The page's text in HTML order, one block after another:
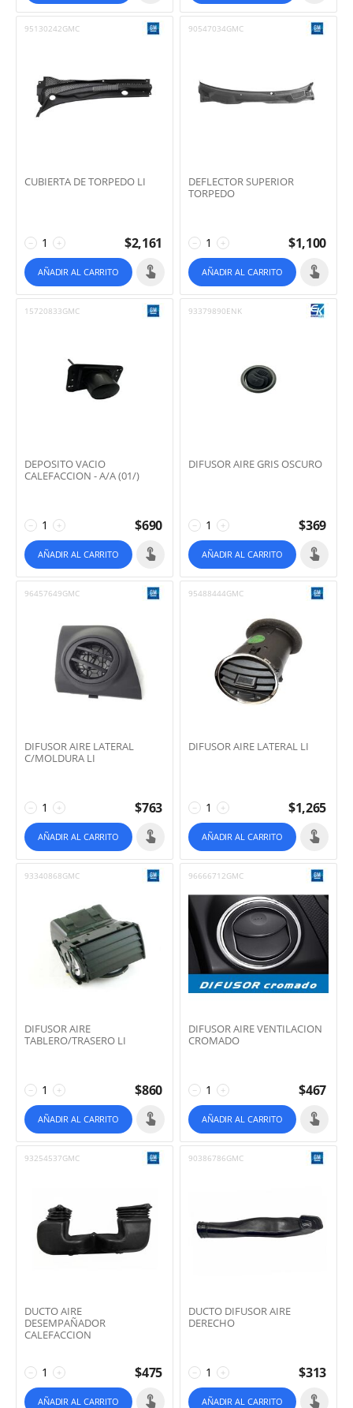
95130242GMC
CUBIERTA DE TORPEDO LI
+
− $2,161
AÑADIR AL CARRITO
90547034GMC
DEFLECTOR SUPERIOR
TORPEDO
+
− $1,100
AÑADIR AL CARRITO
15720833GMC
DEPOSITO VACIO
CALEFACCION - A/A (01/)
+
− $690
AÑADIR AL CARRITO
93379890ENK
DIFUSOR AIRE GRIS OSCURO
+
− $369
AÑADIR AL CARRITO
96457649GMC
DIFUSOR AIRE LATERAL
C/MOLDURA LI
+
− $763
AÑADIR AL CARRITO
95488444GMC
DIFUSOR AIRE LATERAL LI
+
− $1,265
AÑADIR AL CARRITO
93340868GMC
DIFUSOR AIRE
TABLERO/TRASERO LI
+
− $860
AÑADIR AL CARRITO
96666712GMC
DIFUSOR AIRE VENTILACION
CROMADO
+
− $467
AÑADIR AL CARRITO
93254537GMC
DUCTO AIRE
DESEMPAÑADOR
CALEFACCION
+
− $475
AÑADIR AL CARRITO
90386786GMC
DUCTO DIFUSOR AIRE
DERECHO
+
− $313
AÑADIR AL CARRITO